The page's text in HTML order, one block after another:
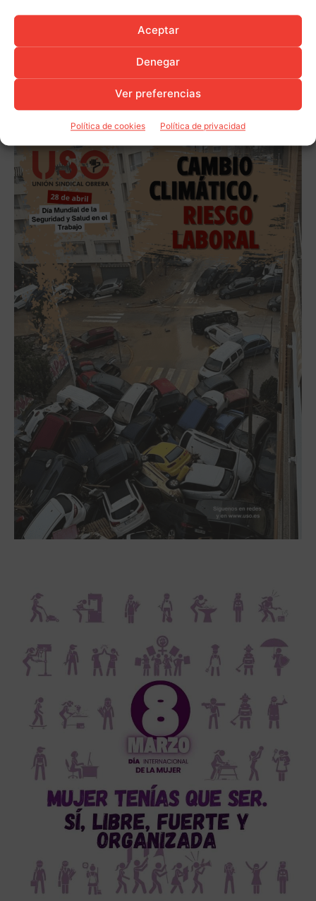
Aceptar
Denegar
Ver preferencias
Política de cookies Política de privacidad